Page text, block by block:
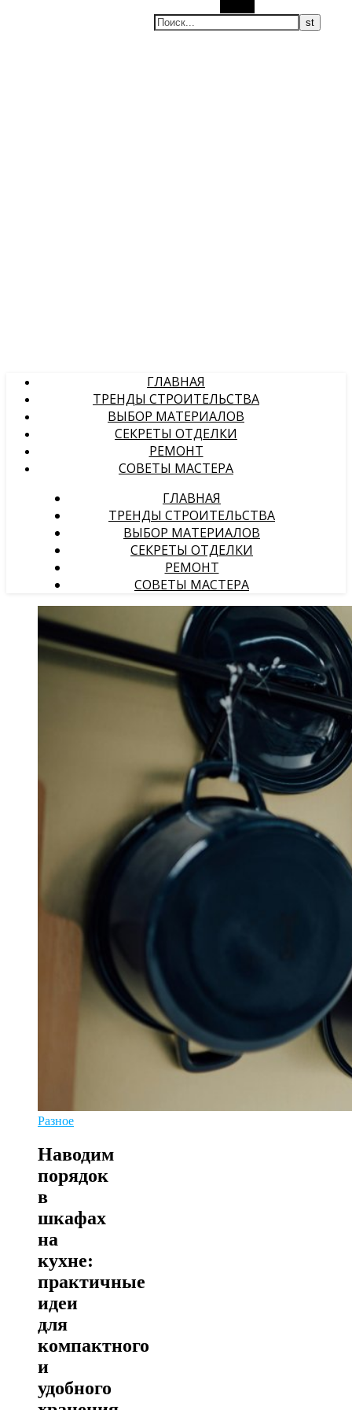
ГЛАВНАЯ
ТРЕНДЫ СТРОИТЕЛЬСТВА
ВЫБОР МАТЕРИАЛОВ
СЕКРЕТЫ ОТДЕЛКИ
РЕМОНТ
СОВЕТЫ МАСТЕРА
ГЛАВНАЯ
ТРЕНДЫ СТРОИТЕЛЬСТВА
ВЫБОР МАТЕРИАЛОВ
СЕКРЕТЫ ОТДЕЛКИ
РЕМОНТ
СОВЕТЫ МАСТЕРА
Разное
Наводим
порядок
в
шкафах
на
кухне:
практичные
идеи
для
компактного
и
удобного